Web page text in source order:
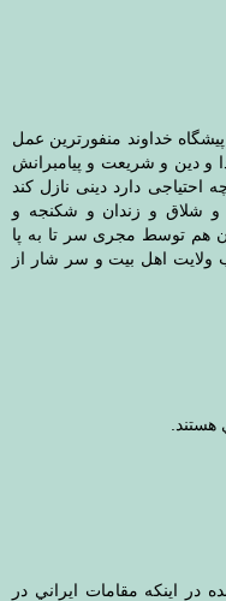
خداوند منفورترین عمل
و دین و شریعت و پیامبرانش
دارد دینی نازل کند
شلاق و زندان و شکنجه و
هم توسط مجری سر تا به پا
ولایت اهل بیت و سر شار از
اينكه مقامات ايراني در